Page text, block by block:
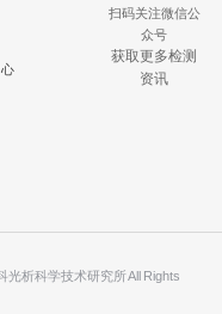
扫码关注微信公
众号
获取更多检测
资讯
光析科学技术研究所 All Rights